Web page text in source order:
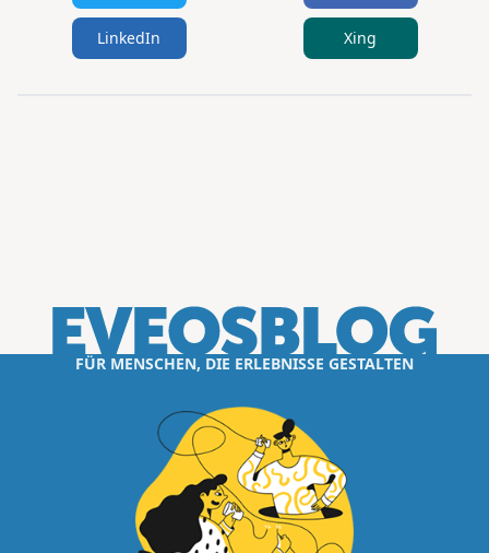
LinkedIn Xing
FÜR MENSCHEN, DIE ERLEBNISSE GESTALTEN